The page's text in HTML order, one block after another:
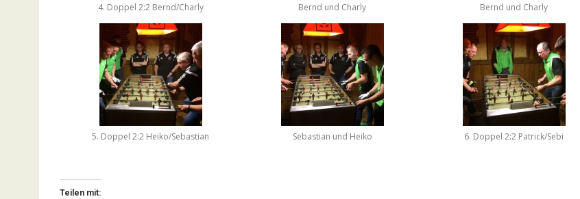
4. Doppel 2:2 Bernd/Charly Bernd und Charly Bernd und Charly
5. Doppel 2:2 Heiko/Sebastian Sebastian und Heiko 6. Doppel 2:2 Patrick/Sebi
Teilen mit: